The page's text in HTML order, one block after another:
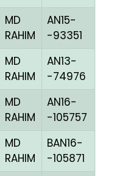
MD
RAHIM
AN15-
-93351
MD
RAHIM
AN13-
-74976
MD
RAHIM
AN16-
-105757
MD
RAHIM
BAN16-
-105871